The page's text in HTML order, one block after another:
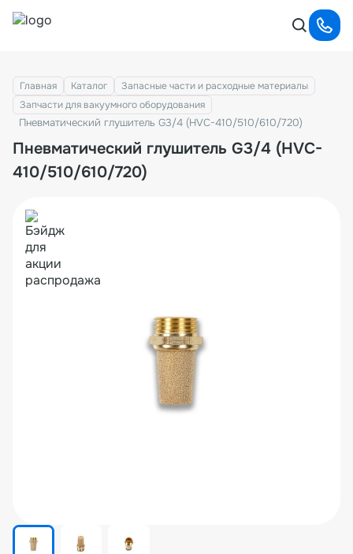
Главная Каталог
Запасные части и расходные материалы
Запчасти для вакуумного оборудования
Пневматический глушитель G3/4 (HVC-410/510/610/720)
Пневматический глушитель G3/4 (HVC-
410/510/610/720)